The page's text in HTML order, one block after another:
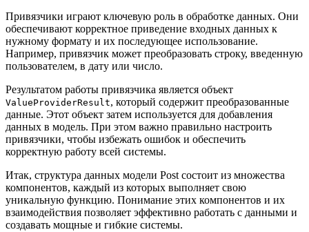
Привязчики играют ключевую роль в обработке данных. Они
обеспечивают корректное приведение входных данных к
нужному формату и их последующее использование.
Например, привязчик может преобразовать строку, введенную
пользователем, в дату или число.
Результатом работы привязчика является объект
ValueProviderResult, который содержит преобразованные
данные. Этот объект затем используется для добавления
данных в модель. При этом важно правильно настроить
привязчики, чтобы избежать ошибок и обеспечить
корректную работу всей системы.
Итак, структура данных модели Post состоит из множества
компонентов, каждый из которых выполняет свою
уникальную функцию. Понимание этих компонентов и их
взаимодействия позволяет эффективно работать с данными и
создавать мощные и гибкие системы.